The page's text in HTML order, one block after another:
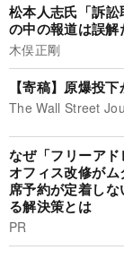
松本人志氏「訴
の中の報道は誤解
木俣正剛
【寄稿】原爆投
The Wall Street
なぜ「フリーア
オフィス改修が
席予約が定着し
る解決策とは
PR